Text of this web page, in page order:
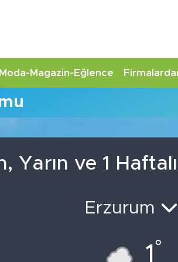
Moda-Magazin-Eğlence
Yarın ve 1
Erzurum
1 °